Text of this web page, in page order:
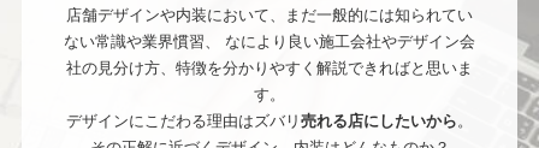
店舗デザインや内装において、まだ一般的には知られてい
ない常識や業界慣習、
なにより良い施工会社やデザイン会
社の見分け方、特徴を分かりやすく解説できればと思いま
す。
デザインにこだわる理由はズバリ 売れる店にしたいから。